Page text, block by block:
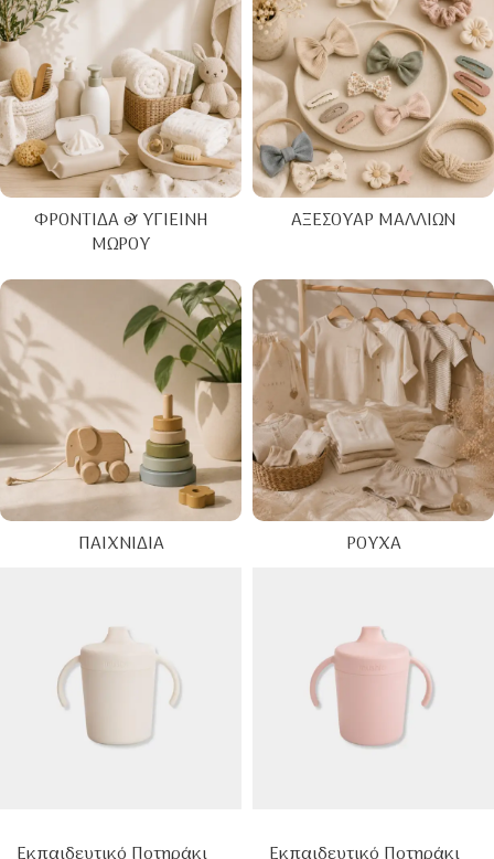
ΦΡΟΝΤΊΔΑ & ΥΓΙΕΙΝΉ
ΜΩΡΟΎ
ΑΞΕΣΟΥΆΡ ΜΑΛΛΙΏΝ
ΠΑΙΧΝΊΔΙΑ ΡΟΎΧΑ